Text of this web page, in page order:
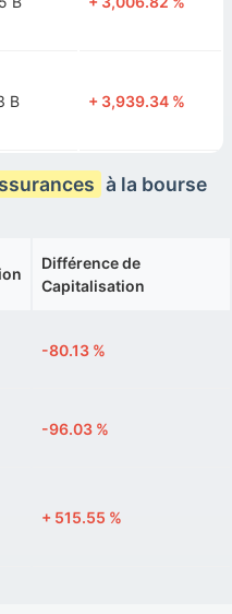
B + 3,939.34 %
à la bourse
Différence de
Capitalisation
-80.13 %
-96.03 %
+ 515.55 %